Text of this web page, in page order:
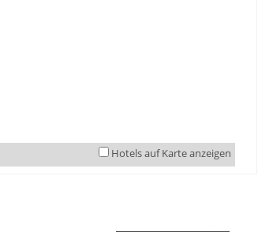
Hotels auf Karte anzeigen